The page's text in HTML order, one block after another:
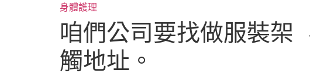
身體護理
咱們公司要找做服裝架
觸地址。